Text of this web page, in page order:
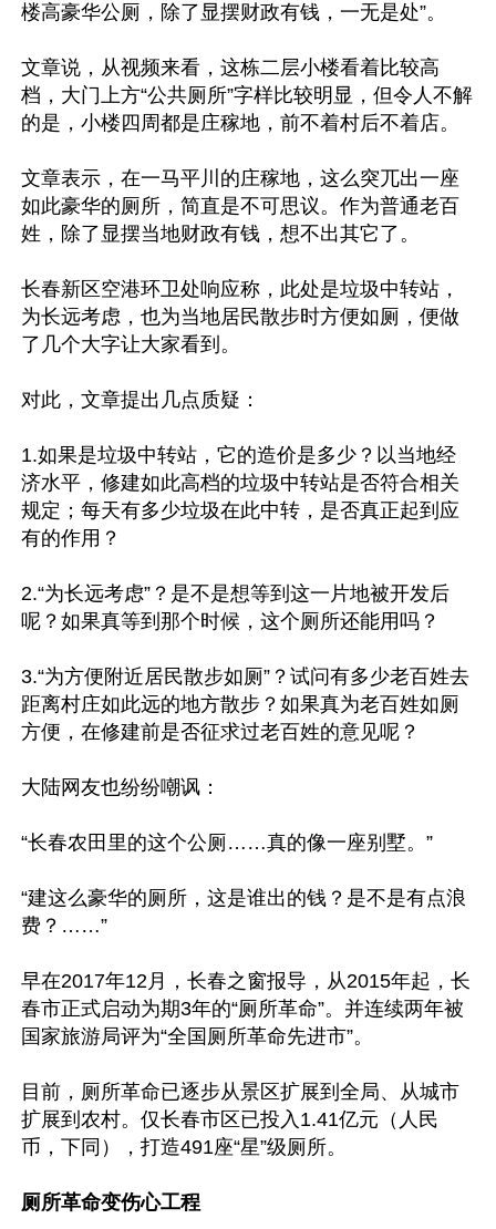
楼高豪华公厕，除了显摆财政有钱，一无是处”。
文章说，从视频来看，这栋二层小楼看着比较高
档，大门上方“公共厕所”字样比较明显，但令人不解
的是，小楼四周都是庄稼地，前不着村后不着店。
文章表示，在一马平川的庄稼地，这么突兀出一座
如此豪华的厕所，简直是不可思议。作为普通老百
姓，除了显摆当地财政有钱，想不出其它了。
长春新区空港环卫处响应称，此处是垃圾中转站，
为长远考虑，也为当地居民散步时方便如厕，便做
了几个大字让大家看到。
对此，文章提出几点质疑：
1.如果是垃圾中转站，它的造价是多少？以当地经
济水平，修建如此高档的垃圾中转站是否符合相关
规定；每天有多少垃圾在此中转，是否真正起到应
有的作用？
2.“为长远考虑”？是不是想等到这一片地被开发后
呢？如果真等到那个时候，这个厕所还能用吗？
3.“为方便附近居民散步如厕”？试问有多少老百姓去
距离村庄如此远的地方散步？如果真为老百姓如厕
方便，在修建前是否征求过老百姓的意见呢？
大陆网友也纷纷嘲讽：
“长春农田里的这个公厕……真的像一座别墅。”
“建这么豪华的厕所，这是谁出的钱？是不是有点浪
费？……”
早在2017年12月，长春之窗报导，从2015年起，长
春市正式启动为期3年的“厕所革命”。并连续两年被
国家旅游局评为“全国厕所革命先进市”。
目前，厕所革命已逐步从景区扩展到全局、从城市
扩展到农村。仅长春市区已投入1.41亿元（人民
币，下同），打造491座“星”级厕所。
厕所革命变伤心工程